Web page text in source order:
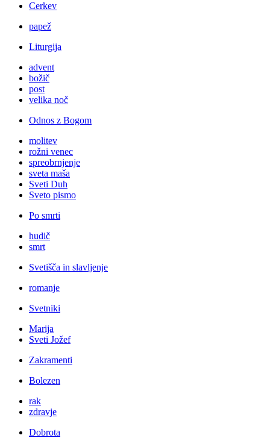
Cerkev
papež
Liturgija
advent
božič
post
velika noč
Odnos z Bogom
molitev
rožni venec
spreobrnjenje
sveta maša
Sveti Duh
Sveto pismo
Po smrti
hudič
smrt
Svetišča in slavljenje
romanje
Svetniki
Marija
Sveti Jožef
Zakramenti
Bolezen
rak
zdravje
Dobrota